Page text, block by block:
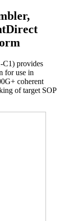
provides
for use in
coherent
of target SOP